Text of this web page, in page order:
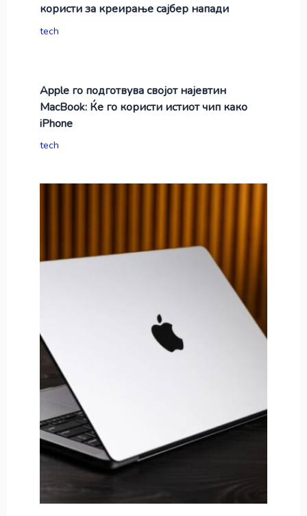
користи за креирање сајбер напади
tech
Apple го подготвува својот најевтин
MacBook: Ќе го користи истиот чип како
iPhone
tech